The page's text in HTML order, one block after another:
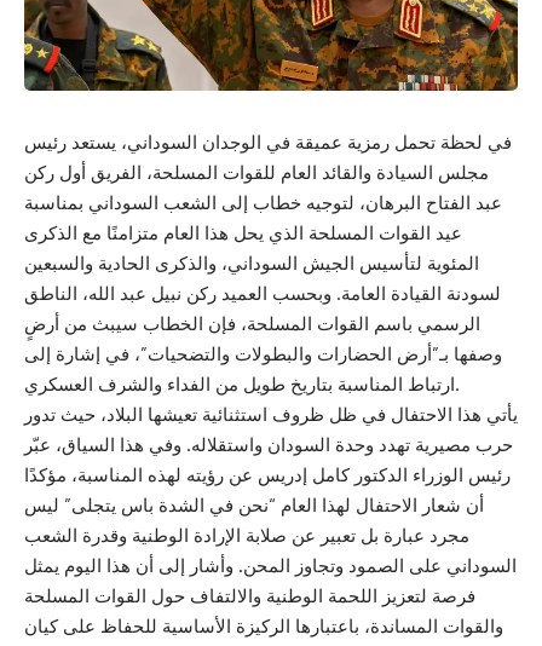
في لحظة تحمل رمزية عميقة في الوجدان السوداني، يستعد رئيس
مجلس السيادة والقائد العام للقوات المسلحة، الفريق أول ركن
عبد الفتاح البرهان، لتوجيه خطاب إلى الشعب السوداني بمناسبة
عيد القوات المسلحة الذي يحل هذا العام متزامنًا مع الذكرى
المئوية لتأسيس الجيش السوداني، والذكرى الحادية والسبعين
لسودنة القيادة العامة. وبحسب العميد ركن نبيل عبد الله، الناطق
الرسمي باسم القوات المسلحة، فإن الخطاب سيبث من أرضٍ
وصفها بـ”أرض الحضارات والبطولات والتضحيات”، في إشارة إلى
ارتباط المناسبة بتاريخ طويل من الفداء والشرف العسكري.
يأتي هذا الاحتفال في ظل ظروف استثنائية تعيشها البلاد، حيث تدور
حرب مصيرية تهدد وحدة السودان واستقلاله. وفي هذا السياق، عبّر
رئيس الوزراء الدكتور كامل إدريس عن رؤيته لهذه المناسبة، مؤكدًا
أن شعار الاحتفال لهذا العام “نحن في الشدة باس يتجلى” ليس
مجرد عبارة بل تعبير عن صلابة الإرادة الوطنية وقدرة الشعب
السوداني على الصمود وتجاوز المحن. وأشار إلى أن هذا اليوم يمثل
فرصة لتعزيز اللحمة الوطنية والالتفاف حول القوات المسلحة
والقوات المساندة، باعتبارها الركيزة الأساسية للحفاظ على كيان